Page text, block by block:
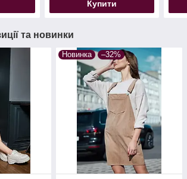
Купити
та новинки
Новинка –32%